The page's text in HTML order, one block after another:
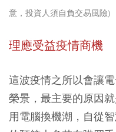
意，投資人須自負交易風險)
理應受益疫情商機
這波疫情之所以會讓
榮景，最主要的原因
用電腦換機潮，自從